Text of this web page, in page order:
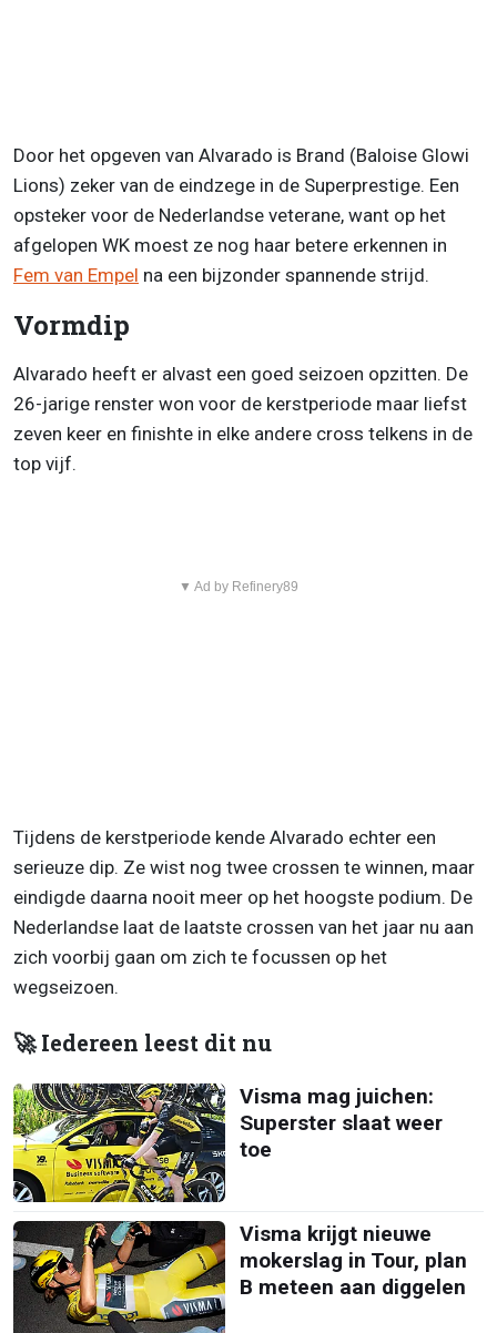
Door het opgeven van Alvarado is Brand (Baloise Glowi
Lions) zeker van de eindzege in de Superprestige. Een
opsteker voor de Nederlandse veterane, want op het
afgelopen WK moest ze nog haar betere erkennen in
Fem van Empel na een bijzonder spannende strijd.
Vormdip
Alvarado heeft er alvast een goed seizoen opzitten. De
26-jarige renster won voor de kerstperiode maar liefst
zeven keer en finishte in elke andere cross telkens in de
top vijf.
▼ Ad by Refinery89
Tijdens de kerstperiode kende Alvarado echter een
serieuze dip. Ze wist nog twee crossen te winnen, maar
eindigde daarna nooit meer op het hoogste podium. De
Nederlandse laat de laatste crossen van het jaar nu aan
zich voorbij gaan om zich te focussen op het
wegseizoen.
🚀 Iedereen leest dit nu
Visma mag juichen:
Superster slaat weer
toe
Visma krijgt nieuwe
mokerslag in Tour, plan
B meteen aan diggelen